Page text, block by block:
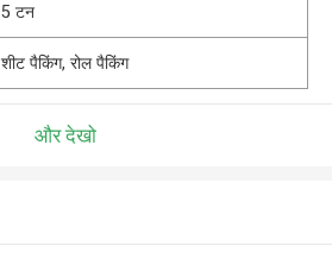
5 टन
शीट पैकिंग, रोल पैकिंग
और देखो